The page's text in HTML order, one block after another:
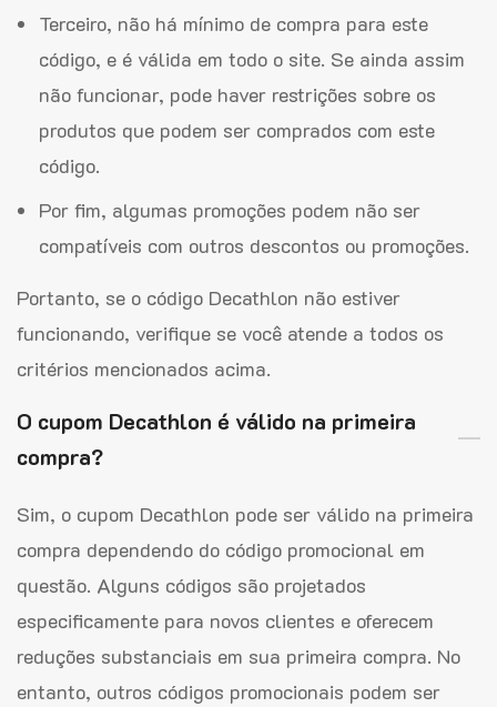
Terceiro, não há mínimo de compra para este
código, e é válida em todo o site. Se ainda assim
não funcionar, pode haver restrições sobre os
produtos que podem ser comprados com este
código.
Por fim, algumas promoções podem não ser
compatíveis com outros descontos ou promoções.
Portanto, se o código Decathlon não estiver
funcionando, verifique se você atende a todos os
critérios mencionados acima.
O cupom Decathlon é válido na primeira
compra?
Sim, o cupom Decathlon pode ser válido na primeira
compra dependendo do código promocional em
questão. Alguns códigos são projetados
especificamente para novos clientes e oferecem
reduções substanciais em sua primeira compra. No
entanto, outros códigos promocionais podem ser